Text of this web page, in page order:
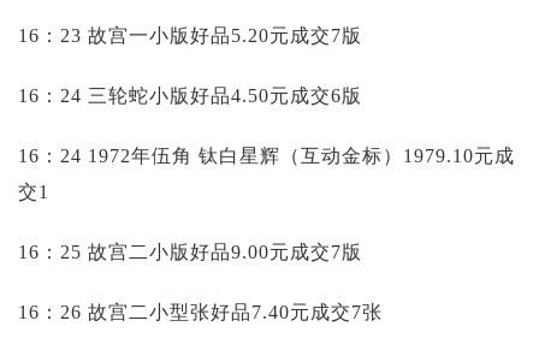
16：23 故宫一小版好品5.20元成交7版
16：24 三轮蛇小版好品4.50元成交6版
16：24 1972年伍角 钛白星辉（互动金标）1979.10元成
交1
16：25 故宫二小版好品9.00元成交7版
16：26 故宫二小型张好品7.40元成交7张